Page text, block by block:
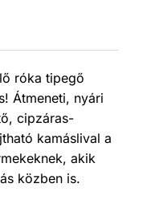
róka tipegő
Átmeneti, nyári
cipzáras-
kamáslival a
akik
közben is.